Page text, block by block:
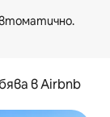
в Airbnb